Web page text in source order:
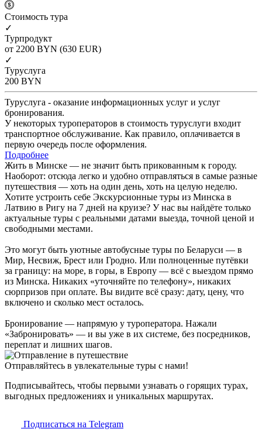
Cтоимость тура
✓
Турпродукт
от 2200 BYN (630 EUR)
✓
Туруслуга
200 BYN
Туруслуга - оказание информационных услуг и услуг
бронирования.
У некоторых туроператоров в стоимость туруслуги входит
транспортное обслуживание. Как правило, оплачивается в
первую очередь после оформления.
Подробнее
Жить в Минске — не значит быть прикованным к городу.
Наоборот: отсюда легко и удобно отправляться в самые разные
путешествия — хоть на один день, хоть на целую неделю.
Хотите устроить себе Экскурсионные туры из Минска в
Латвию в Ригу на 7 дней на круизе? У нас вы найдёте только
актуальные туры с реальными датами выезда, точной ценой и
свободными местами.
Это могут быть уютные автобусные туры по Беларуси — в
Мир, Несвиж, Брест или Гродно. Или полноценные путёвки
за границу: на море, в горы, в Европу — всё с выездом прямо
из Минска. Никаких «уточняйте по телефону», никаких
сюрпризов при оплате. Вы видите всё сразу: дату, цену, что
включено и сколько мест осталось.
Бронирование — напрямую у туроператора. Нажали
«Забронировать» — и вы уже в их системе, без посредников,
переплат и лишних шагов.
Отправляйтесь в увлекательные туры с нами!
Подписывайтесь, чтобы первыми узнавать о горящих турах,
выгодных предложениях и уникальных маршрутах.
Подписаться на Telegram